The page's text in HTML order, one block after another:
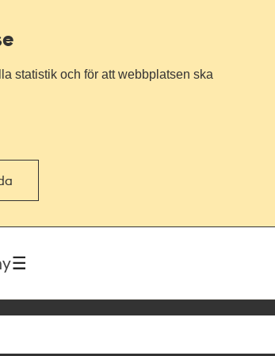
statistik och för att webbplatsen ska